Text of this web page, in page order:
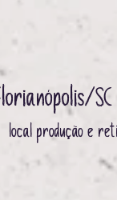
SC
local produção e